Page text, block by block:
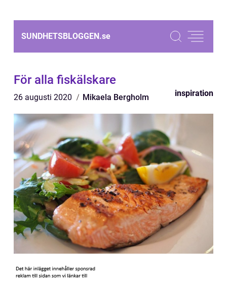
SUNDHETSBLOGGEN.se
För alla fiskälskare
26 augusti 2020 Mikaela Bergholm inspiration